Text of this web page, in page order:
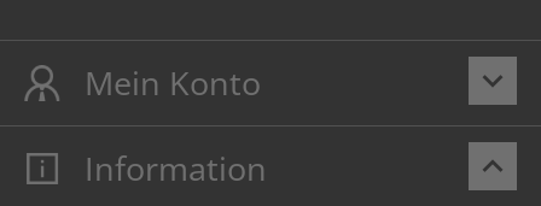
keyboard_arrow_down
Mein Konto
Mein Konto
keyboard_arrow_up
Information